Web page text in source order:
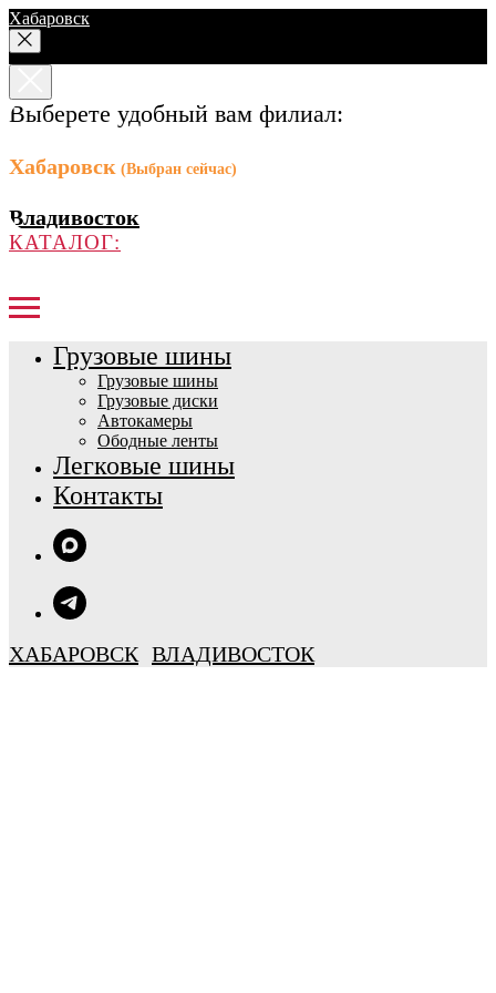
Хабаровск
Выберете удобный вам филиал:
Хабаровск (Выбран сейчас)
Владивосток
КАТАЛОГ:
Грузовые шины
Грузовые шины
Грузовые диски
Автокамеры
Ободные ленты
Легковые шины
Контакты
ХАБАРОВСК ВЛАДИВОСТОК